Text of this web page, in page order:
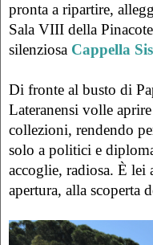
pronta a ripartire,
Sala VIII della
silenziosa Cappella
Di fronte al busto di
Lateranensi volle
collezioni, rendendo
solo a politici e
accoglie, radiosa. È lei
apertura, alla scoperta